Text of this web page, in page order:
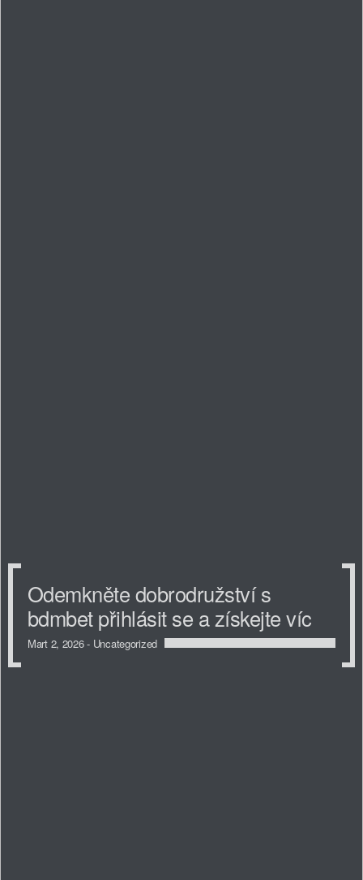
Odemkněte dobrodružství s
bdmbet přihlásit se a získejte víc
Mart 2, 2026 - Uncategorized